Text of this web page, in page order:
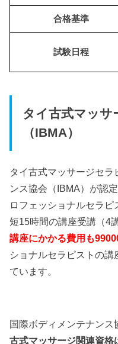
合格基準
試験日程
タイ古式マッサ
（IBMA）
タイ古式マッサージセ
ンス協会（IBMA）が認
ロフェッショナルセラ
短15時間の講座受講（4
講座にかかる費用も
ショナルセラピストの
ています。
国際ボディメンテナンス
古式マッサージ関連資格